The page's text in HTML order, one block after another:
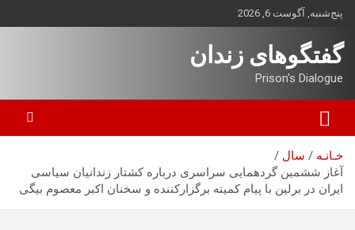
محتوا
بروید
پنج‌شنبه, آگوست 6, 2026
گفتگوهای زندان
Prison's Dialogue
خـانـه
سال
آغاز ششمین گردهمایی سراسری درباره کشتار زندانیان سیاسی
ایران در برلین با پیام کمیته برگزارکننده و سخنان اکبر معصوم بیگی